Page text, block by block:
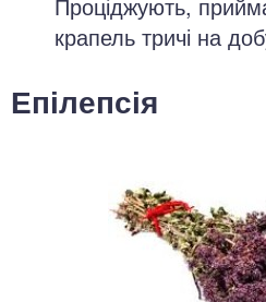
крапель тричі на
Епілепсія